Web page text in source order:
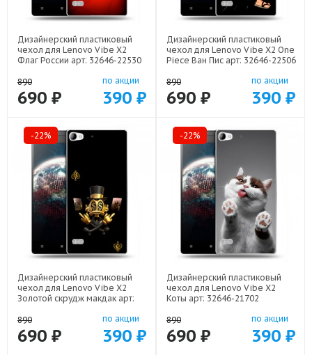
Дизайнерский пластиковый
чехол для Lenovo Vibe X2
Флаг России арт: 32646-22530
890
690 ₽
по акции
390 ₽
Дизайнерский пластиковый
чехол для Lenovo Vibe X2 One
Piece Ван Пис арт: 32646-22506
890
690 ₽
по акции
390 ₽
-22%
Дизайнерский пластиковый
чехол для Lenovo Vibe X2
Золотой скрудж макдак арт:
890
690 ₽
по акции
390 ₽
-22%
Дизайнерский пластиковый
чехол для Lenovo Vibe X2
Коты арт: 32646-21702
890
690 ₽
по акции
390 ₽